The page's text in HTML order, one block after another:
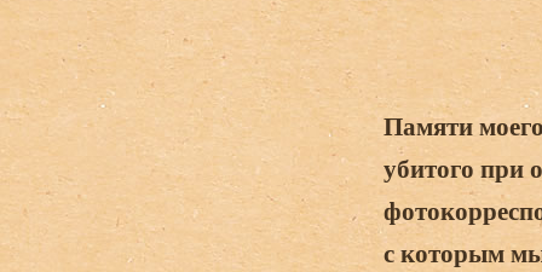
Памяти
убитого при
с которым